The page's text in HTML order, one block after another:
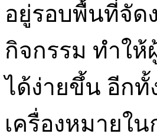
อยู่รอบพื้นที่จัด
กิจกรรม ทำให้
ได้ง่ายขึ้น อีกทั้
เครื่องหมายใ